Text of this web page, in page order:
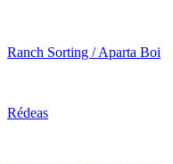
Ranch Sorting / Aparta Boi
Rédeas